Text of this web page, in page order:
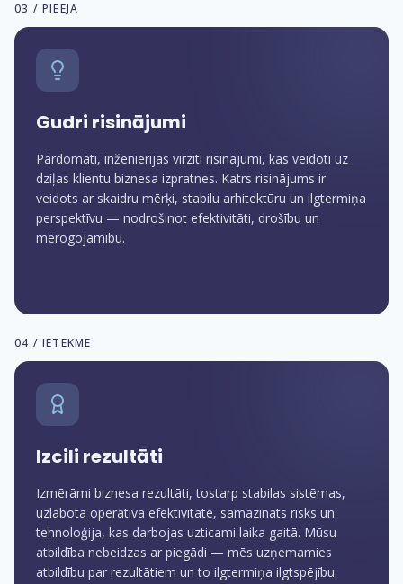
03 / PIEEJA
Gudri risinājumi
Pārdomāti, inženierijas virzīti risinājumi, kas veidoti uz
dziļas klientu biznesa izpratnes. Katrs risinājums ir
veidots ar skaidru mērķi, stabilu arhitektūru un ilgtermiņa
perspektīvu — nodrošinot efektivitāti, drošību un
mērogojamību.
04 / IETEKME
Izcili rezultāti
Izmērāmi biznesa rezultāti, tostarp stabilas sistēmas,
uzlabota operatīvā efektivitāte, samazināts risks un
tehnoloģija, kas darbojas uzticami laika gaitā. Mūsu
atbildība nebeidzas ar piegādi — mēs uzņemamies
atbildību par rezultātiem un to ilgtermiņa ilgtspējību.